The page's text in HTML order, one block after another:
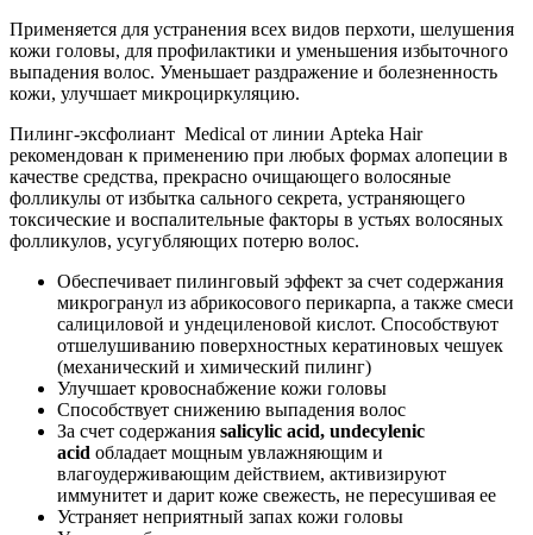
Применяется для устранения всех видов перхоти, шелушения
кожи головы, для профилактики и уменьшения избыточного
выпадения волос. Уменьшает раздражение и болезненность
кожи, улучшает микроциркуляцию.
Пилинг-эксфолиант Medical от линии Apteka Hair
рекомендован к применению при любых формах алопеции в
качестве средства, прекрасно очищающего волосяные
фолликулы от избытка сального секрета, устраняющего
токсические и воспалительные факторы в устьях волосяных
фолликулов, усугубляющих потерю волос.
Обеспечивает пилинговый эффект за счет содержания
микрогранул из абрикосового перикарпа, а также смеси
салициловой и ундециленовой кислот. Способствуют
отшелушиванию поверхностных кератиновых чешуек
(механический и химический пилинг)
Улучшает кровоснабжение кожи головы
Способствует снижению выпадения волос
За счет содержания salicylic acid, undecylenic
acid обладает мощным увлажняющим и
влагоудерживающим действием, активизируют
иммунитет и дарит коже свежесть, не пересушивая ее
Устраняет неприятный запах кожи головы